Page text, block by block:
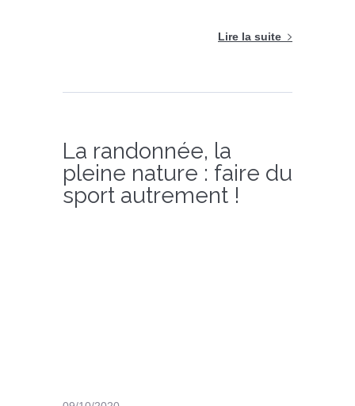
Lire la suite
La randonnée, la
pleine nature : faire du
sport autrement !